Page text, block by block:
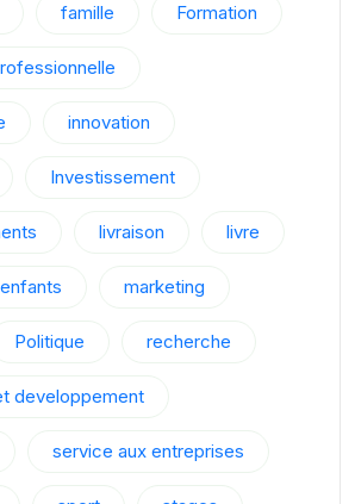
famille Formation
innovation
Investissement
livraison livre
marketing
Politique recherche
developpement
service aux entreprises